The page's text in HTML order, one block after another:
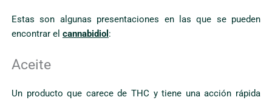
Estas son algunas presentaciones en las que se pueden
encontrar el cannabidiol :
Aceite
Un producto que carece de THC y tiene una acción rápida